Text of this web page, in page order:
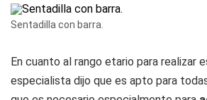
Sentadilla con barra.
En cuanto al rango etario para realizar
especialista dijo que es apto para